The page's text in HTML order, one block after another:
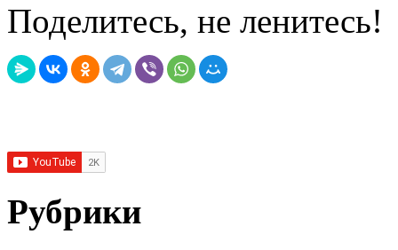
Поделитесь, не ленитесь!
Рубрики